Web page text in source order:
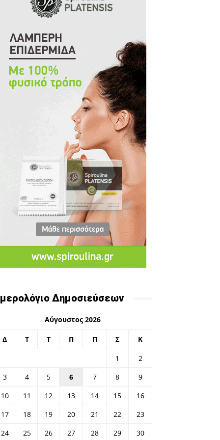
Δημοσιεύσεων
Αύγουστος 2026
Δ Τ Τ Π Π Σ Κ
1
2
3
4 5 6 7 8
9
10
11 12 13 14 15
16
17
18 19 20 21 22
23
24
25 26 27 28 29 30